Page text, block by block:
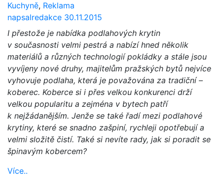
Kuchyně, Reklama
napsalredakce 30.11.2015
I přestože je nabídka podlahových krytin
v současnosti velmi pestrá a nabízí hned několik
materiálů a různých technologií pokládky a stále jsou
vyvíjeny nové druhy, majitelům pražských bytů nejvíce
vyhovuje podlaha, která je považována za tradiční –
koberec. Koberce si i přes velkou konkurenci drží
velkou popularitu a zejména v bytech patří
k nejžádanějším. Jenže se také řadí mezi podlahové
krytiny, které se snadno zašpiní, rychleji opotřebují a
velmi složitě čistí. Také si nevíte rady, jak si poradit se
špinavým kobercem?
Více..